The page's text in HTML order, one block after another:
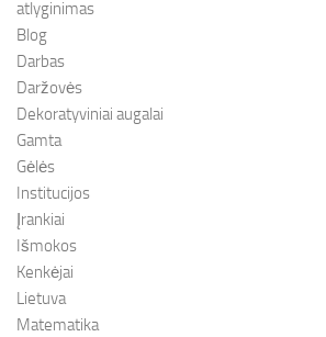
atlyginimas
Blog
Darbas
Daržovės
Dekoratyviniai augalai
Gamta
Gėlės
Institucijos
Įrankiai
Išmokos
Kenkėjai
Lietuva
Matematika